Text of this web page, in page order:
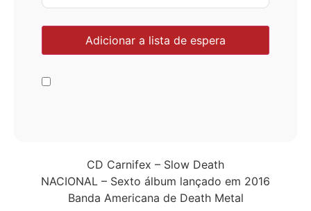
CD Carnifex – Slow Death
NACIONAL – Sexto álbum lançado em 2016
Banda Americana de Death Metal